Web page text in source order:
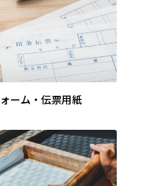
フォーム・伝票用紙